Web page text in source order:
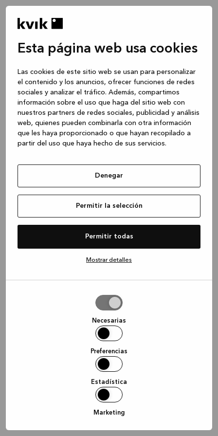
Esta página web usa cookies
Las cookies de este sitio web se usan para personalizar
el contenido y los anuncios, ofrecer funciones de redes
sociales y analizar el tráfico. Además, compartimos
información sobre el uso que haga del sitio web con
nuestros partners de redes sociales, publicidad y análisis
web, quienes pueden combinarla con otra información
que les haya proporcionado o que hayan recopilado a
partir del uso que haya hecho de sus servicios.
Denegar
Permitir la selección
Permitir todas
Mostrar detalles
Necesarias
Preferencias
Estadística
Marketing
Application error: a client-side exception has occurred
loadingwww.kvik.es (see the browser console for more